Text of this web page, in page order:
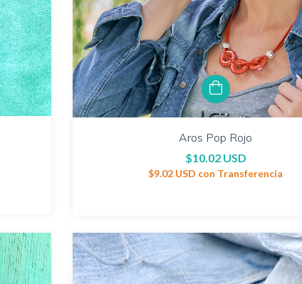
Aros Pop Rojo
$10.02 USD
$9.02 USD con Transferencia